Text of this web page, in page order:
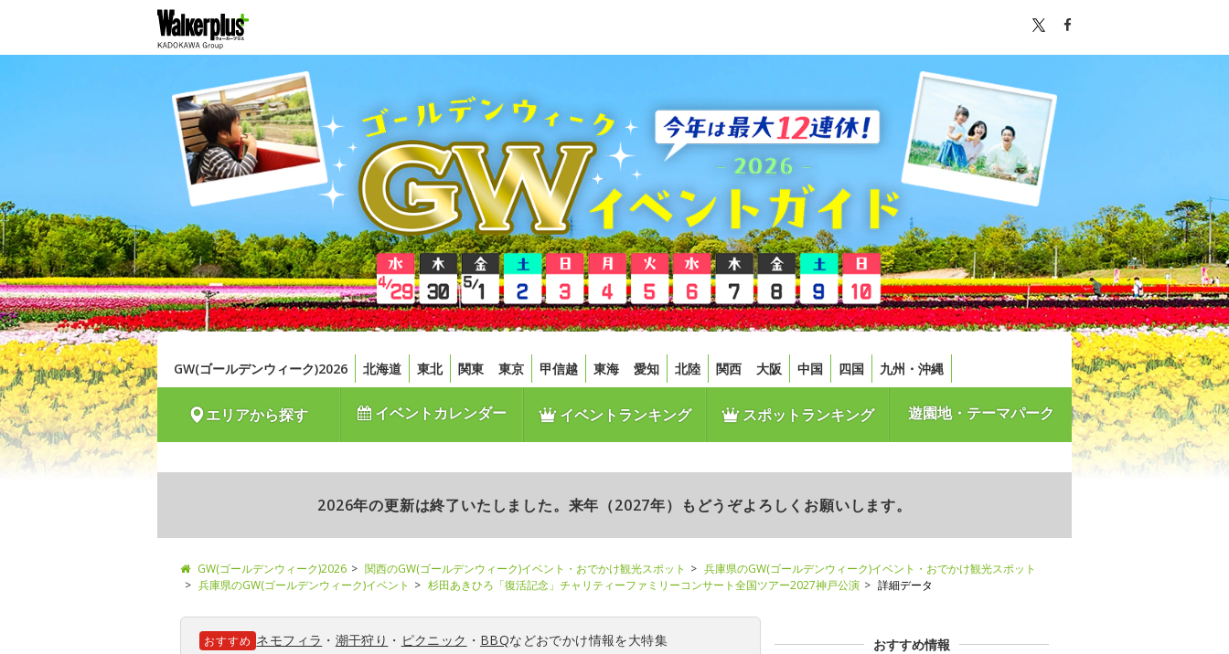
GW(ゴールデンウィーク)2026 北海道 東北 関東 東京 甲信越 東海 愛知 北陸 関西 大阪 中国 四国 九州・沖縄
エリアから探す イベントカレンダー イベントランキング スポットランキング 遊園地・テーマパーク
2026年の更新は終了いたしました。来年（2027年）もどうぞよろしくお願いします。
GW(ゴールデンウィーク)2026 関西のGW(ゴールデンウィーク)イベント・おでかけ観光スポット
兵庫県のGW(ゴールデンウィーク)イベント・おでかけ観光スポット
兵庫県のGW(ゴールデンウィーク)イベント
杉田あきひろ「復活記念」チャリティーファミリーコンサート全国ツアー2027神戸公演 詳細データ
おすすめ ネモフィラ ・ 潮干狩り ・ ピクニック ・ BBQなどおでかけ情報を大特集 おすすめ情報